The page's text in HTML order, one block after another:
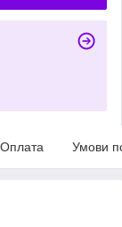
Оплата Умови